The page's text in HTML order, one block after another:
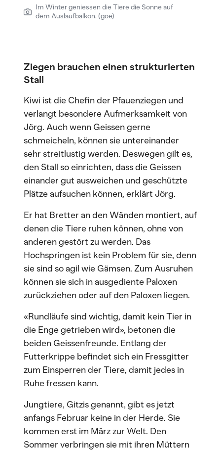
Im Winter geniessen die Tiere die Sonne auf
dem Auslaufbalkon. (goe)
Ziegen brauchen einen strukturierten
Stall
Kiwi ist die Chefin der Pfauenziegen und
verlangt besondere Aufmerksamkeit von
Jörg. Auch wenn Geissen gerne
schmeicheln, können sie untereinander
sehr streitlustig werden. Deswegen gilt es,
den Stall so einrichten, dass die Geissen
einander gut ausweichen und geschützte
Plätze aufsuchen können, erklärt Jörg.
Er hat Bretter an den Wänden montiert, auf
denen die Tiere ruhen können, ohne von
anderen gestört zu werden. Das
Hochspringen ist kein Problem für sie, denn
sie sind so agil wie Gämsen. Zum Ausruhen
können sie sich in ausgediente Paloxen
zurückziehen oder auf den Paloxen liegen.
«Rundläufe sind wichtig, damit kein Tier in
die Enge getrieben wird», betonen die
beiden Geissenfreunde. Entlang der
Futterkrippe befindet sich ein Fressgitter
zum Einsperren der Tiere, damit jedes in
Ruhe fressen kann.
Jungtiere, Gitzis genannt, gibt es jetzt
anfangs Februar keine in der Herde. Sie
kommen erst im März zur Welt. Den
Sommer verbringen sie mit ihren Müttern